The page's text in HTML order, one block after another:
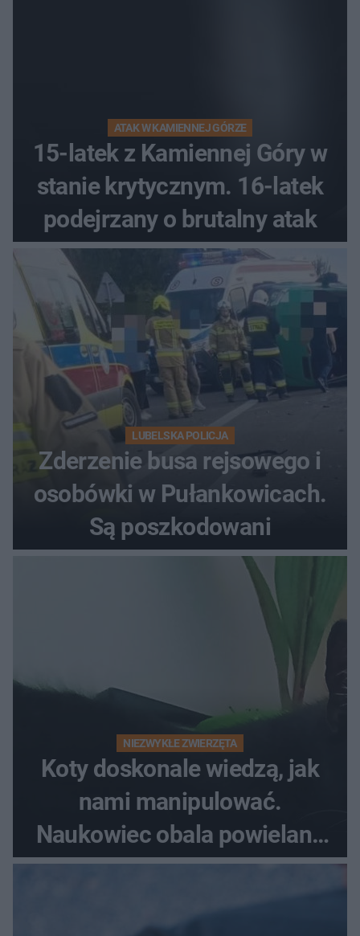
ATAK W KAMIENNEJ GÓRZE
15-latek z Kamiennej Góry w
stanie krytycznym. 16-latek
podejrzany o brutalny atak
LUBELSKA POLICJA
Zderzenie busa rejsowego i
osobówki w Pułankowicach.
Są poszkodowani
NIEZWYKŁE ZWIERZĘTA
Koty doskonale wiedzą, jak
nami manipulować.
Naukowiec obala powielane
od lat mity na ich temat